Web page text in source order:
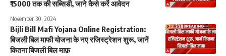
₹15000 तक की सब्सिडी, जाने कैसे करें आवेदन
November 30, 2024
Bijli Bill Mafi Yojana Online Registration:
बिजली बिल माफी योजना के नए रजिस्ट्रेशन शुरू, जानें
कितना बिजली बिल माफ़